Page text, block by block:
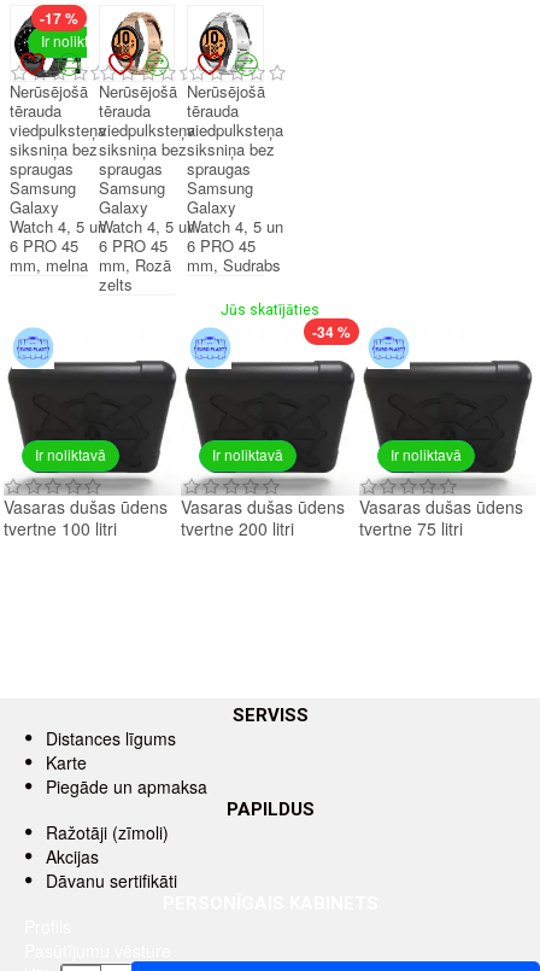
Ir noliktavā
-17 %
Nerūsējošā
tērauda
viedpulksteņa
siksniņa bez
spraugas
Samsung
Galaxy
Watch 4, 5 un
6 PRO 45
mm, melna
Nerūsējošā
tērauda
viedpulksteņa
siksniņa bez
spraugas
Samsung
Galaxy
Watch 4, 5 un
6 PRO 45
mm, Rozā
zelts
Nerūsējošā
tērauda
viedpulksteņa
siksniņa bez
spraugas
Samsung
Galaxy
Watch 4, 5 un
6 PRO 45
mm, Sudrabs
Jūs skatījāties
Ir noliktavā
Vasaras dušas ūdens
tvertne 100 litri
Ir noliktavā
-34 %
Vasaras dušas ūdens
tvertne 200 litri
Ir noliktavā
Vasaras dušas ūdens
tvertne 75 litri
SERVISS
Distances līgums
Karte
Piegāde un apmaksa
PAPILDUS
Ražotāji (zīmoli)
Akcijas
Dāvanu sertifikāti